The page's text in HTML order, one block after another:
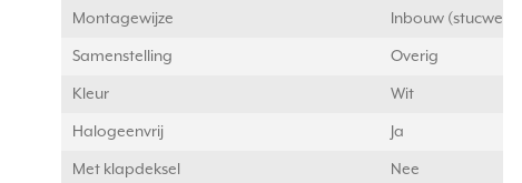
Montagewijze Inbouw (stucwerk)
Samenstelling Overig
Kleur Wit
Halogeenvrij Ja
Met klapdeksel Nee